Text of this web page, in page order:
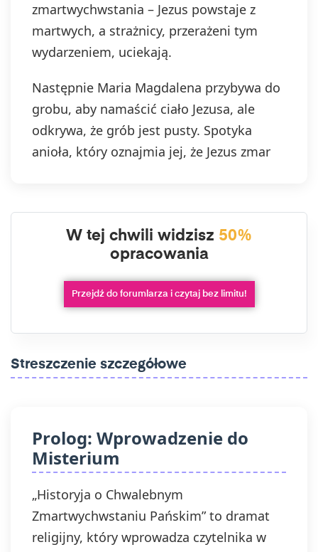
zmartwychwstania – Jezus powstaje z
martwych, a strażnicy, przerażeni tym
wydarzeniem, uciekają.
Następnie Maria Magdalena przybywa do
grobu, aby namaścić ciało Jezusa, ale
odkrywa, że grób jest pusty. Spotyka
anioła, który oznajmia jej, że Jezus zmar
W tej chwili widzisz 50%
opracowania
Przejdź do forumlarza i czytaj bez limitu!
Streszczenie szczegółowe
Prolog: Wprowadzenie do
Misterium
„Historyja o Chwalebnym
Zmartwychwstaniu Pańskim” to dramat
religijny, który wprowadza czytelnika w